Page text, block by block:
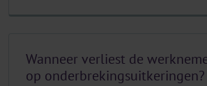
Wanneer verliest de
op onderbrekingsuitkeringen?